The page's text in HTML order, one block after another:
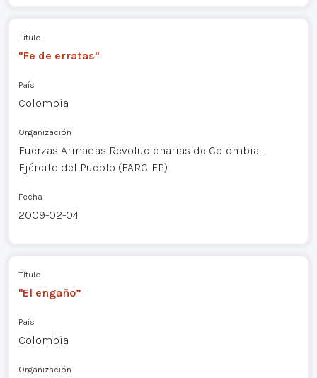
Título
"Fe de erratas"
País
Colombia
Organización
Fuerzas Armadas Revolucionarias de Colombia -
Ejército del Pueblo (FARC-EP)
Fecha
2009-02-04
Título
"El engaño”
País
Colombia
Organización